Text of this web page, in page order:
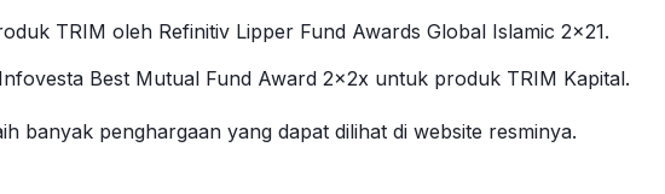
TRIM oleh Refinitiv Lipper Fund Awards Global Islamic 2×21.
Best Mutual Fund Award 2x2x untuk produk TRIM Kapital.
banyak penghargaan yang dapat dilihat di website resminya.